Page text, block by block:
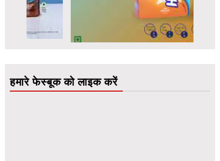
हमारे फेस्बूक को लाइक करें